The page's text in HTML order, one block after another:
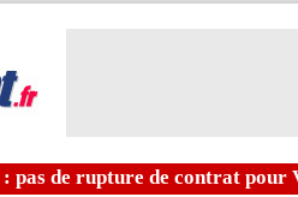
: pas de rupture de contrat pour